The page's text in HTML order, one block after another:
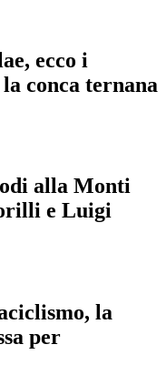
ecco i
conca ternana
alla Monti
e Luigi
la
per